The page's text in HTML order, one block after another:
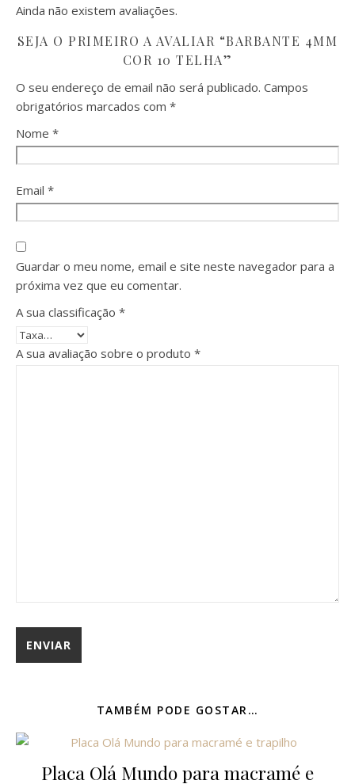
Ainda não existem avaliações.
SEJA O PRIMEIRO A AVALIAR “BARBANTE 4MM
COR 10 TELHA”
O seu endereço de email não será publicado. Campos
obrigatórios marcados com *
Nome *
Email *
Guardar o meu nome, email e site neste navegador para a
próxima vez que eu comentar.
A sua classificação *
A sua avaliação sobre o produto *
TAMBÉM PODE GOSTAR…
Placa Olá Mundo para macramé e